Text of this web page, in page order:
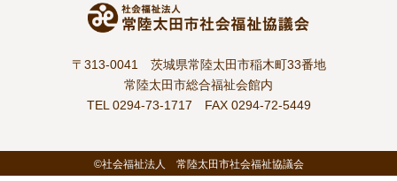
〒313-0041 茨城県常陸太田市稲木町33番地
常陸太田市総合福祉会館内
TEL 0294-73-1717
FAX 0294-72-5449
©社会福祉法人 常陸太田市社会福祉協議会